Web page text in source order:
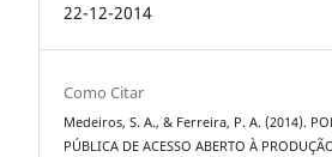
22-12-2014
Como Citar
Medeiros, S. A., & Ferreira, P. A. (2014).
PÚBLICA DE ACESSO ABERTO À